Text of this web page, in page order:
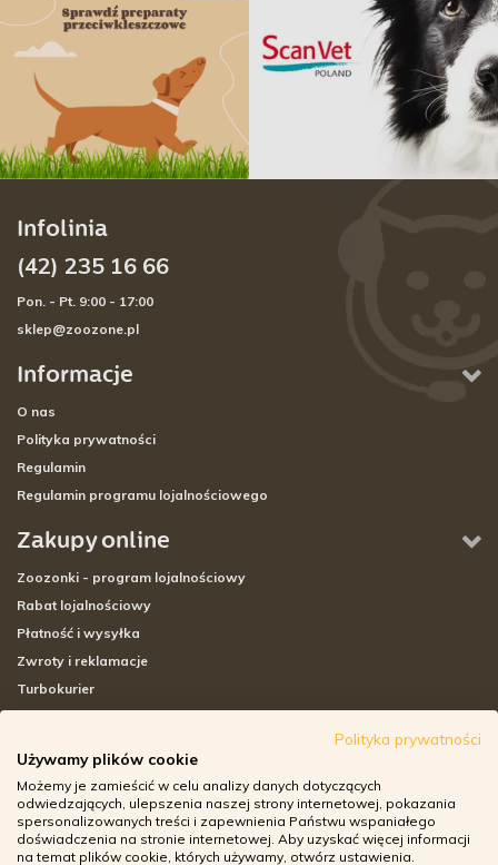
Informacje
O nas
Polityka prywatności
Regulamin
Regulamin programu lojalnościowego
Zakupy online
Zoozonki - program lojalnościowy
Rabat lojalnościowy
Płatność i wysyłka
Zwroty i reklamacje
Turbokurier
Adresy sklepów stacjonarnych
Godziny otwarcia sklepów
Aplikacja zoozone.pl
Zwroty i reklamacje
Infolinia
(42) 235 16 66
Pon. - Pt. 9:00 - 17:00
sklep@zoozone.pl
Polityka prywatności
Używamy plików cookie
Możemy je zamieścić w celu analizy danych dotyczących
odwiedzających, ulepszenia naszej strony internetowej, pokazania
spersonalizowanych treści i zapewnienia Państwu wspaniałego
doświadczenia na stronie internetowej. Aby uzyskać więcej informacji
na temat plików cookie, których używamy, otwórz ustawienia.